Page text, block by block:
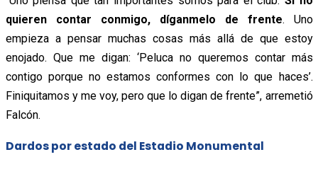
quieren contar conmigo, díganmelo de frente. Uno
empieza a pensar muchas cosas más allá de que estoy
enojado. Que me digan: ‘Peluca no queremos contar más
contigo porque no estamos conformes con lo que haces’.
Finiquitamos y me voy, pero que lo digan de frente”, arremetió
Falcón.
Dardos por estado del Estadio Monumental